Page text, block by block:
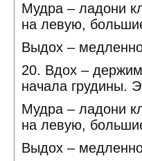
Мудра – ладони
на левую,
Выдох –
20. Вдох –
начала грудины.
Мудра – ладони
на левую,
Выдох –